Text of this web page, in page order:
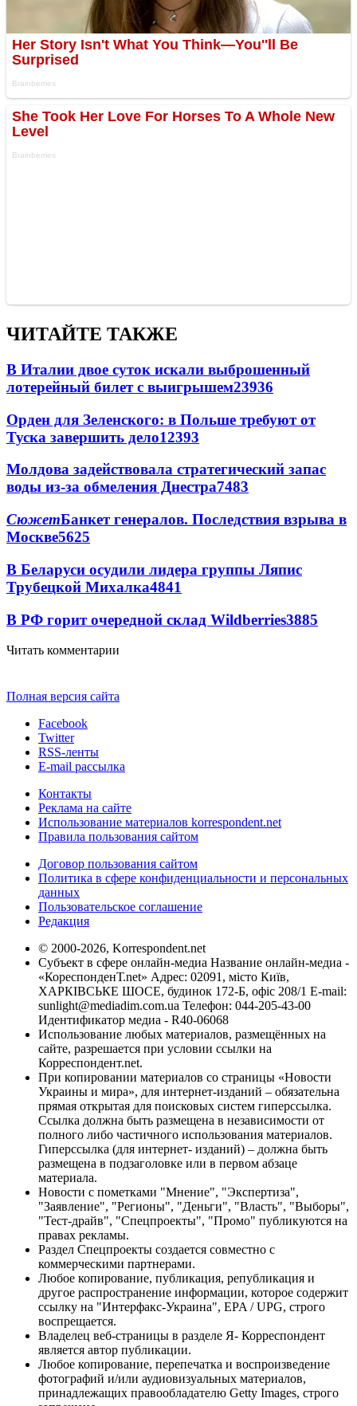
ЧИТАЙТЕ ТАКЖЕ
В Италии двое суток искали выброшенный
лотерейный билет с выигрышем23936
Орден для Зеленского: в Польше требуют от
Туска завершить дело12393
Молдова задействовала стратегический запас
воды из-за обмеления Днестра7483
СюжетБанкет генералов. Последствия взрыва в
Москве5625
В Беларуси осудили лидера группы Ляпис
Трубецкой Михалка4841
В РФ горит очередной склад Wildberries3885
Читать комментарии
Полная версия сайта
Facebook
Twitter
RSS-ленты
E-mail рассылка
Контакты
Реклама на сайте
Использование материалов korrespondent.net
Правила пользования сайтом
Договор пользования сайтом
Политика в сфере конфиденциальности и персональных
данных
Пользовательское соглашение
Редакция
© 2000-2026, Korrespondent.net
Субъект в сфере онлайн-медиа Название онлайн-медиа -
«КореспонденТ.net» Адрес: 02091, місто Київ,
ХАРКІВСЬКЕ ШОСЕ, будинок 172-Б, офіс 208/1 E-mail:
sunlight@mediadim.com.ua Телефон: 044-205-43-00
Идентификатор медиа - R40-06068
Использование любых материалов, размещённых на
сайте, разрешается при условии ссылки на
Корреспондент.net.
При копировании материалов со страницы «Новости
Украины и мира», для интернет-изданий – обязательна
прямая открытая для поисковых систем гиперссылка.
Ссылка должна быть размещена в независимости от
полного либо частичного использования материалов.
Гиперссылка (для интернет- изданий) – должна быть
размещена в подзаголовке или в первом абзаце
материала.
Новости с пометками "Мнение", "Экспертиза",
"Заявление", "Регионы", "Деньги", "Власть", "Выборы",
"Тест-драйв", "Спецпроекты", "Промо" публикуются на
правах рекламы.
Раздел Спецпроекты создается совместно с
коммерческими партнерами.
Любое копирование, публикация, републикация и
другое распространение информации, которое содержит
ссылку на "Интерфакс-Украина", EPA / UPG, строго
воспрещается.
Владелец веб-страницы в разделе Я- Корреспондент
является автор публикации.
Любое копирование, перепечатка и воспроизведение
фотографий и/или аудиовизуальных материалов,
принадлежащих правообладателю Getty Images, строго